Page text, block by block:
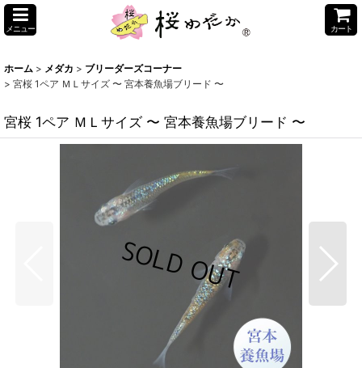
メニュー カート
ホーム > メダカ > ブリーダーズコーナー
> 宮桜 1ペア ＭＬサイズ 〜 宮本養魚場ブリード 〜
宮桜 1ペア ＭＬサイズ 〜 宮本養魚場ブリード 〜